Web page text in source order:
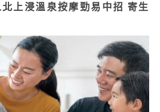
上浸溫泉按摩勁易中招 寄生